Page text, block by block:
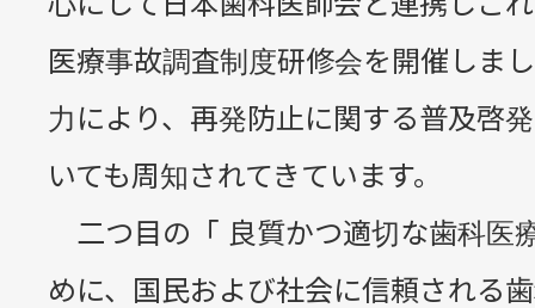
医療事故調査制度研修会を開催しま
力により、再発防止に関する普及啓
いても周知されてきています。
二つ目の「 良質かつ適切な歯科医
めに、国民および社会に信頼される